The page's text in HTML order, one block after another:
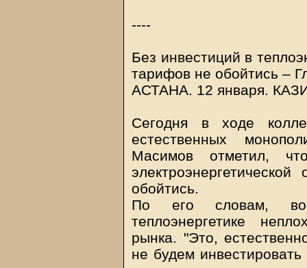
----
Без инвестиций в
тарифов не обойтись –
АСТАНА. 12 января.
Сегодня в ходе
естественных
Масимов отметил,
обойтись.
По его словам,
теплоэнергетике
рынка. "Это,
не будем инвестировать